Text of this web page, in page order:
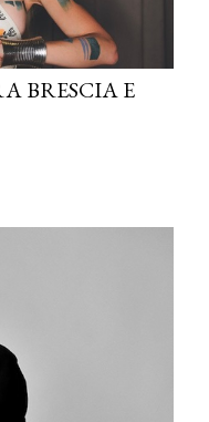
BRESCIA E